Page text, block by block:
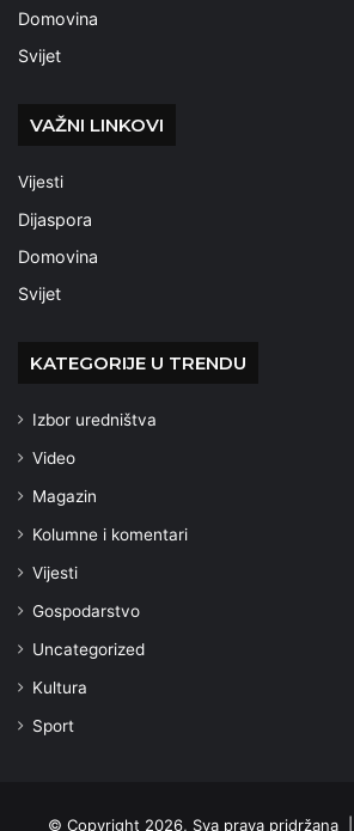
Domovina
Svijet
VAŽNI LINKOVI
Vijesti
Dijaspora
Domovina
Svijet
KATEGORIJE U TRENDU
Izbor uredništva
Video
Magazin
Kolumne i komentari
Vijesti
Gospodarstvo
Uncategorized
Kultura
Sport
© Copyright 2026, Sva prava pridržana |